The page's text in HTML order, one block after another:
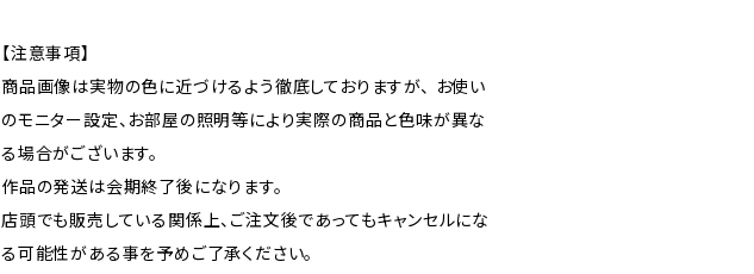
【注意事項】
商品画像は実物の色に近づけるよう徹底しておりますが、 お使い
のモニター設定、お部屋の照明等により実際の商品と色味が異な
る場合がございます。
作品の発送は会期終了後になります。
店頭でも販売している関係上、ご注文後であってもキャンセルにな
る可能性がある事を予めご了承ください。